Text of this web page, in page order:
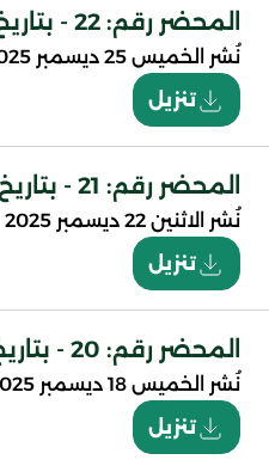
المحضر رقم: 22 - بتاريخ: 25/12/2025
نُشر
الخميس 25 ديسمبر 2025
تنزيل
المحضر رقم: 21 - بتاريخ: 22/12/2025
نُشر الاثنين 22 ديسمبر 2025
تنزيل
المحضر رقم: 20 - بتاريخ: 18/12/2025
نُشر
الخميس 18 ديسمبر 2025
تنزيل